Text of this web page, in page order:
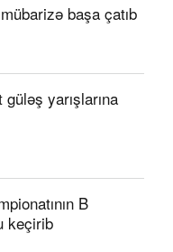
başa çatıb
yarışlarına
B
keçirib